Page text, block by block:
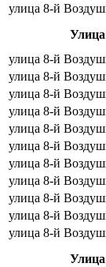
улица 8-й
Улица
улица 8-й
улица 8-й
улица 8-й
улица 8-й
улица 8-й
улица 8-й
улица 8-й
улица 8-й
улица 8-й
улица 8-й
улица 8-й
Улица